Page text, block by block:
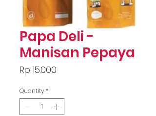
Papa Deli -
Manisan Pepaya
Rp 15.000
Quantity *